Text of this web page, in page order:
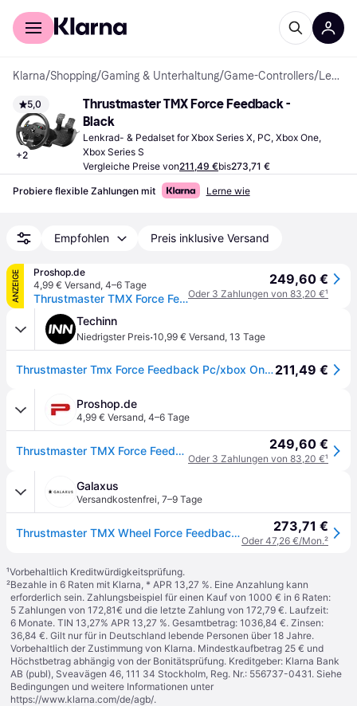
Für Shopper
Klarna/Shopping/Gaming & Unterhaltung/Game-Controllers/ Lenkrad- & Pedalsets
5,0
+2
Thrustmaster TMX Force Feedback -
Black
Lenkrad- & Pedalset for Xbox Series X, PC, Xbox One,
Xbox Series S
Vergleiche Preise von211,49 €bis273,71 €
Probiere flexible Zahlungen mit Lerne wie
Empfohlen Preis inklusive Versand
ANZEIGE
Proshop.de
4,99 € Versand, 4–6 Tage
Thrustmaster TMX Force Feedback - Wired Lenkrad & Pedale Set - Microsoft Xbox One
249,60 €
Oder 3 Zahlungen von 83,20 €¹
Techinn
Niedrigster Preis·10,99 € Versand, 13 Tage
Thrustmaster Tmx Force Feedback Pc/xbox One Steering Wheel And Pedals Schwarz211,49 €
Proshop.de
4,99 € Versand, 4–6 Tage
Thrustmaster TMX Force Feedback - Wired Lenkrad & Pedale Set - Microsoft Xbox One 249,60 €
Oder 3 Zahlungen von 83,20 €¹
Galaxus
Versandkostenfrei, 7–9 Tage
Thrustmaster TMX Wheel Force Feedback (PC, Xbox One S, Xbox One X, Xbox Series S, Xbox Series X), Gaming Controller, Schwarz 273,71 €
Oder 47,26 €/Mon.²
¹Vorbehaltlich Kreditwürdigkeitsprüfung.
²Bezahle in 6 Raten mit Klarna, * APR 13,27 %. Eine Anzahlung kann
erforderlich sein. Zahlungsbeispiel für einen Kauf von 1000 € in 6 Raten:
5 Zahlungen von 172,81€ und die letzte Zahlung von 172,79 €. Laufzeit:
6 Monate. TIN 13,27% APR 13,27 %. Gesamtbetrag: 1036,84 €. Zinsen:
36,84 €. Gilt nur für in Deutschland lebende Personen über 18 Jahre.
Vorbehaltlich der Zustimmung von Klarna. Mindestkaufbetrag 25 € und
Höchstbetrag abhängig von der Bonitätsprüfung. Kreditgeber: Klarna Bank
AB (publ), Sveavägen 46, 111 34 Stockholm, Reg. Nr.: 556737-0431. Siehe
Bedingungen und weitere Informationen unter
https://www.klarna.com/de/agb/.